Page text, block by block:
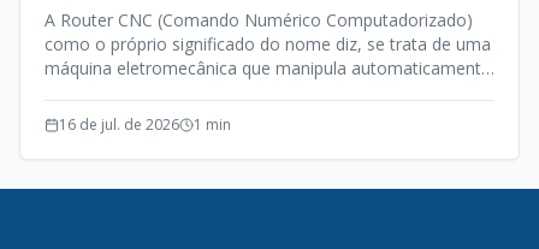
A Router CNC (Comando Numérico Computadorizado)
como o próprio significado do nome diz, se trata de uma
máquina eletromecânica que manipula automaticamente
programação computacional.
16 de jul. de 2026 1 min